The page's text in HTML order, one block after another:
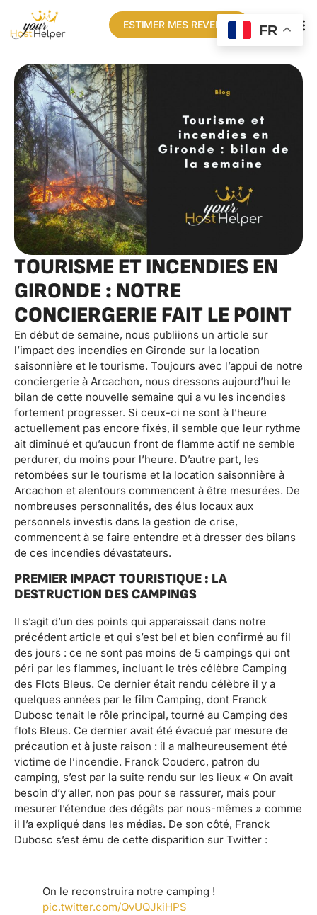
ESTIMER MES REVENUS
TOURISME ET INCENDIES EN
GIRONDE : NOTRE
CONCIERGERIE FAIT LE POINT
En début de semaine, nous publiions un article sur
l’impact des incendies en Gironde sur la location
saisonnière et le tourisme. Toujours avec l’appui de notre
conciergerie à Arcachon, nous dressons aujourd’hui le
bilan de cette nouvelle semaine qui a vu les incendies
fortement progresser. Si ceux-ci ne sont à l’heure
actuellement pas encore fixés, il semble que leur rythme
ait diminué et qu’aucun front de flamme actif ne semble
perdurer, du moins pour l’heure. D’autre part, les
retombées sur le tourisme et la location saisonnière à
Arcachon et alentours commencent à être mesurées. De
nombreuses personnalités, des élus locaux aux
personnels investis dans la gestion de crise,
commencent à se faire entendre et à dresser des bilans
de ces incendies dévastateurs.
PREMIER IMPACT TOURISTIQUE : LA
DESTRUCTION DES CAMPINGS
Il s’agit d’un des points qui apparaissait dans notre
précédent article et qui s’est bel et bien confirmé au fil
des jours : ce ne sont pas moins de 5 campings qui ont
péri par les flammes, incluant le très célèbre Camping
des Flots Bleus. Ce dernier était rendu célèbre il y a
quelques années par le film Camping, dont Franck
Dubosc tenait le rôle principal, tourné au Camping des
flots Bleus. Ce dernier avait été évacué par mesure de
précaution et à juste raison : il a malheureusement été
victime de l’incendie. Franck Couderc, patron du
camping, s’est par la suite rendu sur les lieux « On avait
besoin d’y aller, non pas pour se rassurer, mais pour
mesurer l’étendue des dégâts par nous-mêmes » comme
il l’a expliqué dans les médias. De son côté, Franck
Dubosc s’est ému de cette disparition sur Twitter :
On le reconstruira notre camping !
pic.twitter.com/QvUQJkiHPS
FR